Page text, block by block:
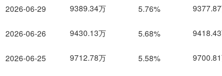
2026-06-29
2026-06-26
2026-06-25
9389.34万 5.76%
9430.13万 5.68%
9712.78万 5.58%